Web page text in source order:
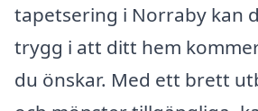
tapetsering i Norraby kan
trygg i att ditt hem
du önskar. Med ett brett